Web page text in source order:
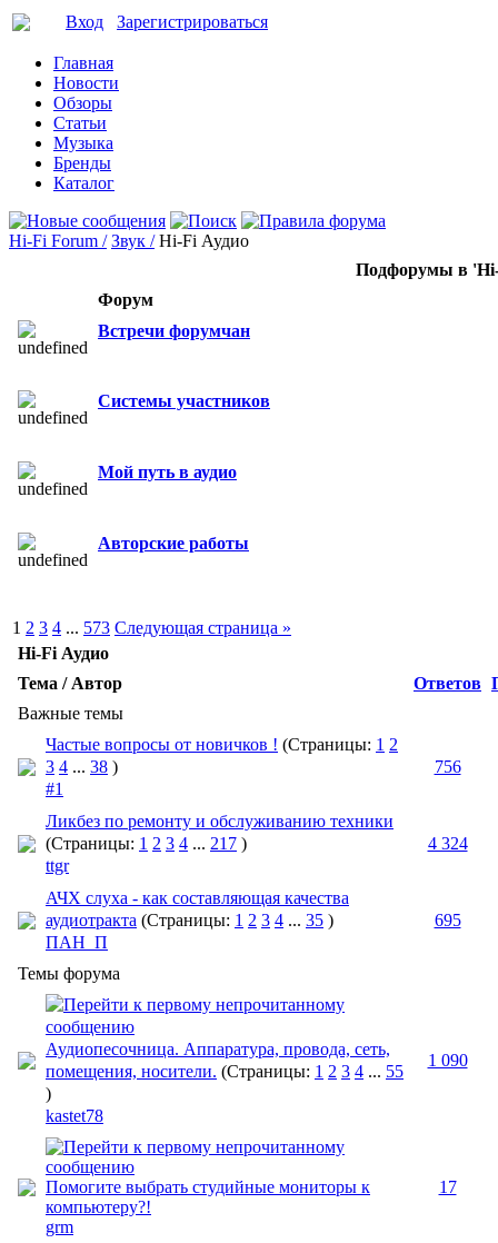
Вход Зарегистрироваться
Главная
Новости
Обзоры
Статьи
Музыка
Бренды
Каталог
Hi-Fi Forum / Звук / Hi-Fi Аудио
Подфорумы в
Форум
Встречи форумчан
Системы участников
Мой путь в аудио
Авторские работы
1 2 3 4 ... 573 Следующая страница »
Hi-Fi Аудио
Тема / Автор
Ответов
Важные темы
Частые вопросы от новичков ! (Страницы: 1 2
3 4 ... 38 )
#1
756
Ликбез по ремонту и обслуживанию техники
(Страницы: 1 2 3 4 ... 217 )
ttgr
4 324
АЧХ слуха - как составляющая качества
аудиотракта (Страницы: 1 2 3 4 ... 35 )
ПАН_П
695
Темы форума
Аудиопесочница. Аппаратура, провода, сеть,
помещения, носители. (Страницы: 1 2 3 4 ... 55
)
kastet78
1 090
Помогите выбрать студийные мониторы к
компьютеру?!
grm
17